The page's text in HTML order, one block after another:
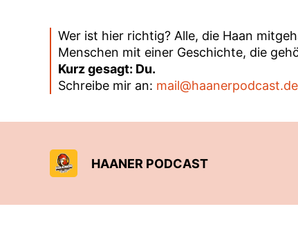
Wer ist hier richtig? Alle, die Haan
Menschen mit einer Geschichte, die
Kurz gesagt: Du.
Schreibe mir an: mail@haanerpodcast.de
HAANER PODCAST